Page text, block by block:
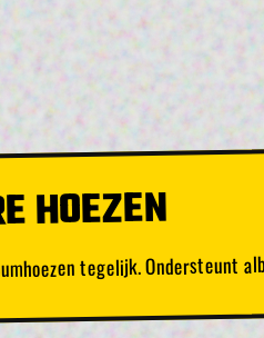
HOEZEN
tegelijk. Ondersteunt